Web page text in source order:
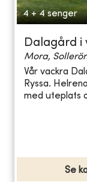
4 + 4 senger
Dalagård i
Mora,
Vår vackra
Ryssa.
med uteplats
Se